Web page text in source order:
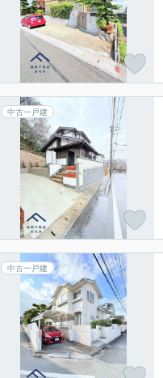
中古一戸建
中古一戸建